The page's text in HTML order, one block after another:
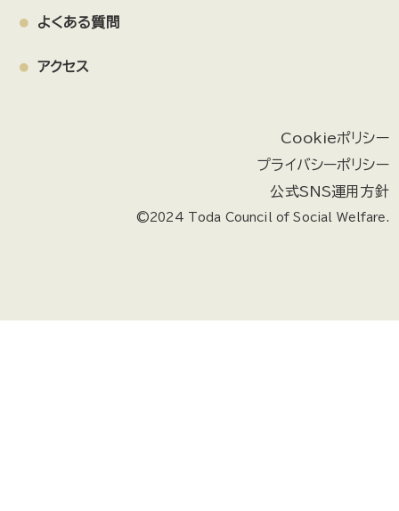
よくある質問
アクセス
Cookieポリシー
プライバシーポリシー
公式SNS運用方針
©2024 Toda Council of Social Welfare.